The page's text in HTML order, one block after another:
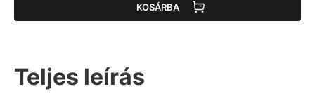
KOSÁRBA
Teljes leírás